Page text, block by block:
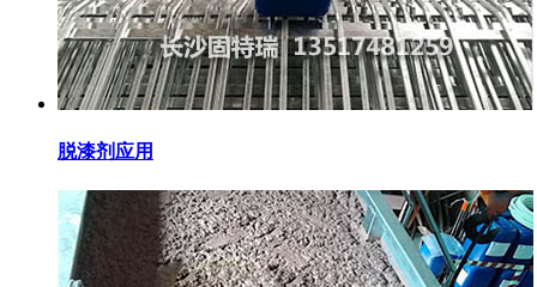
脱漆剂应用